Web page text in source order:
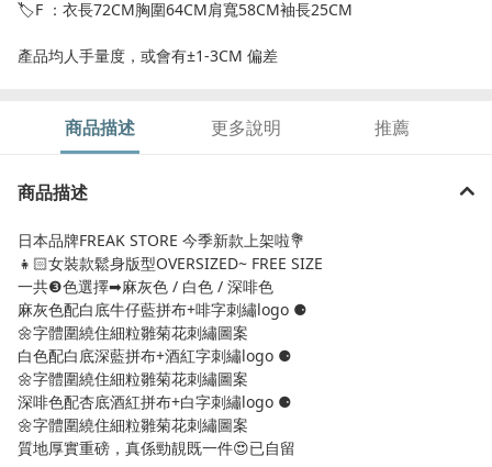
🏷F ：衣長72CM胸圍64CM肩寬58CM袖長25CM
產品均人手量度，或會有±1-3CM 偏差
商品描述 更多說明 推薦
商品描述
日本品牌FREAK STORE 今季新款上架啦💐
👧🏻女裝款鬆身版型OVERSIZED~ FREE SIZE
一共❸色選擇➡︎麻灰色 / 白色 / 深啡色
麻灰色配白底牛仔藍拼布+啡字刺繡logo ⚈
🌼字體圍繞住細粒雛菊花刺繡圖案
白色配白底深藍拼布+酒紅字刺繡logo ⚈
🌼字體圍繞住細粒雛菊花刺繡圖案
深啡色配杏底酒紅拼布+白字刺繡logo ⚈
🌼字體圍繞住細粒雛菊花刺繡圖案
質地厚實重磅，真係勁靚既一件😍已自留